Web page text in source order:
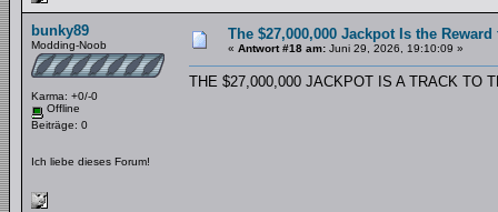
bunky89
Modding-Noob
Karma: +0/-0
Offline
Beiträge: 0
Ich liebe dieses Forum!
The $27,000,000 Jackpot Is the
« Antwort #18 am: Juni 29, 2026, 19:10:09 »
THE $27,000,000 JACKPOT IS A TRACK TO